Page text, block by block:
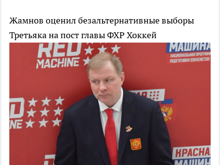
Жамнов оценил безальтернативные выборы
Третьяка на пост главы ФХР Хоккей